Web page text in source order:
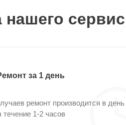
за 1 день
ремонт производится в день
течение 1-2 часов